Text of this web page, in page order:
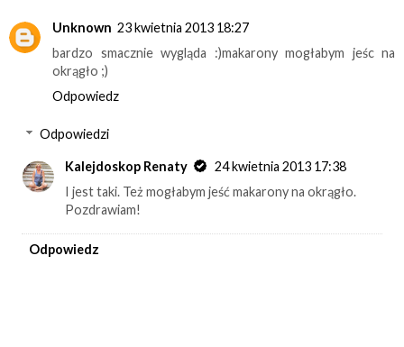
Unknown 23 kwietnia 2013 18:27
bardzo smacznie wygląda :)makarony mogłabym jeśc na
okrągło ;)
Odpowiedz
Odpowiedzi
Kalejdoskop Renaty
24 kwietnia 2013 17:38
I jest taki. Też mogłabym jeść makarony na okrągło.
Pozdrawiam!
Odpowiedz